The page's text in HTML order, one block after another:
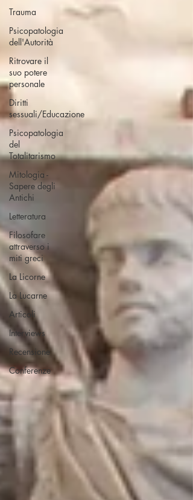
Trauma
Psicopatologia
dell'Autorità
Ritrovare il
suo potere
personale
Diritti
sessuali/Educazione
Psicopatologia
del
Totalitarismo
Mitologia -
Sapere degli
Antichi
Letteratura
Filosofare
attraverso i
miti greci
La Licorne
La Lucarne
Articoli
Interviews
Recensione
Conferenze